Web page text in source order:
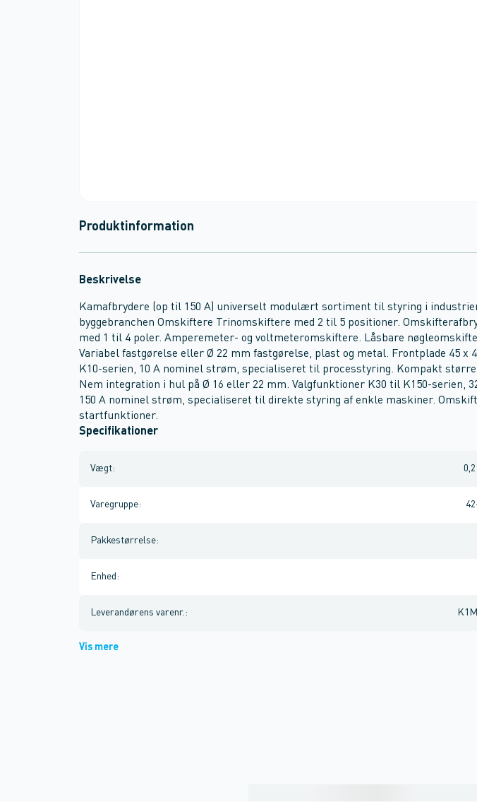
Produktinformation
Beskrivelse
Kamafbrydere (op til 150 A) universelt modulært sortiment til styring i
byggebranchen Omskiftere Trinomskiftere med 2 til 5 positioner.
med 1 til 4 poler. Amperemeter- og voltmeteromskiftere. Låsbare
Variabel fastgørelse eller Ø 22 mm fastgørelse, plast og metal. Frontplade 45 x
K10-serien, 10 A nominel strøm, specialiseret til processtyring. Kompakt
Nem integration i hul på Ø 16 eller 22 mm. Valgfunktioner K30 til K150-serien,
150 A nominel strøm, specialiseret til direkte styring af enkle maskiner.
startfunktioner.
Specifikationer
Vægt:
Varegruppe:
Pakkestørrelse:
Enhed :
Leverandørens varenr. :
Vis mere